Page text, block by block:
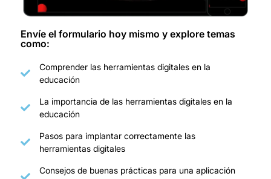
Envíe el formulario hoy mismo y explore temas
como:
Comprender las herramientas digitales en la
educación
La importancia de las herramientas digitales en la
educación
Pasos para implantar correctamente las
herramientas digitales
Consejos de buenas prácticas para una aplicación